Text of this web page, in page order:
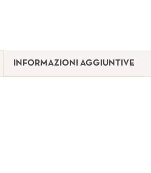
INFORMAZIONI AGGIUNTIVE